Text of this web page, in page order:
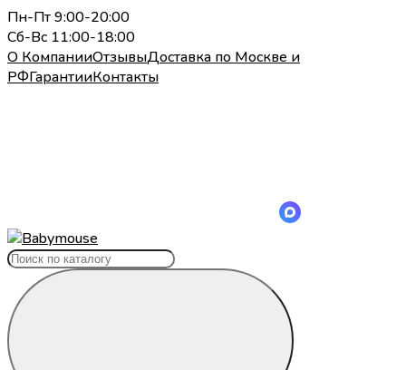
Пн-Пт 9:00-20:00
Сб-Вс 11:00-18:00
О КомпанииОтзывыДоставка по Москве и
РФГарантииКонтакты